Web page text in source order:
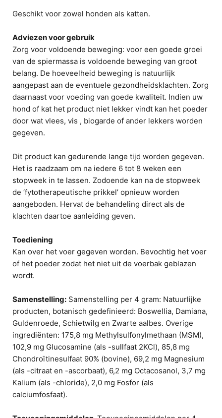
Geschikt voor zowel honden als katten.
Adviezen voor gebruik
Zorg voor voldoende beweging: voor een goede groei
van de spiermassa is voldoende beweging van groot
belang. De hoeveelheid beweging is natuurlijk
aangepast aan de eventuele gezondheidsklachten. Zorg
daarnaast voor voeding van goede kwaliteit. Indien uw
hond of kat het product niet lekker vindt kan het poeder
door wat vlees, vis , biogarde of ander lekkers worden
gegeven.
Dit product kan gedurende lange tijd worden gegeven.
Het is raadzaam om na iedere 6 tot 8 weken een
stopweek in te lassen. Zodoende kan na de stopweek
de ‘fytotherapeutische prikkel’ opnieuw worden
aangeboden. Hervat de behandeling direct als de
klachten daartoe aanleiding geven.
Toediening
Kan over het voer gegeven worden. Bevochtig het voer
of het poeder zodat het niet uit de voerbak geblazen
wordt.
Samenstelling: Samenstelling per 4 gram: Natuurlijke
producten, botanisch gedefinieerd: Boswellia, Damiana,
Guldenroede, Schietwilg en Zwarte aalbes. Overige
ingrediënten: 175,8 mg Methylsulfonylmethaan (MSM),
102,9 mg Glucosamine (als -sullfaat 2KCl), 85,8 mg
Chondroïtinesulfaat 90% (bovine), 69,2 mg Magnesium
(als -citraat en -ascorbaat), 6,2 mg Octacosanol, 3,7 mg
Kalium (als -chloride), 2,0 mg Fosfor (als
calciumfosfaat).